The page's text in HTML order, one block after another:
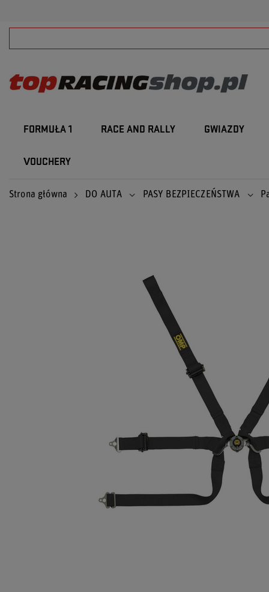
FORMUŁA 1 RACE AND RALLY GWIAZDY
VOUCHERY
Strona główna DO AUTA PASY BEZPIECZEŃSTWA